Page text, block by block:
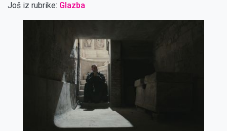
Još iz rubrike: Glazba